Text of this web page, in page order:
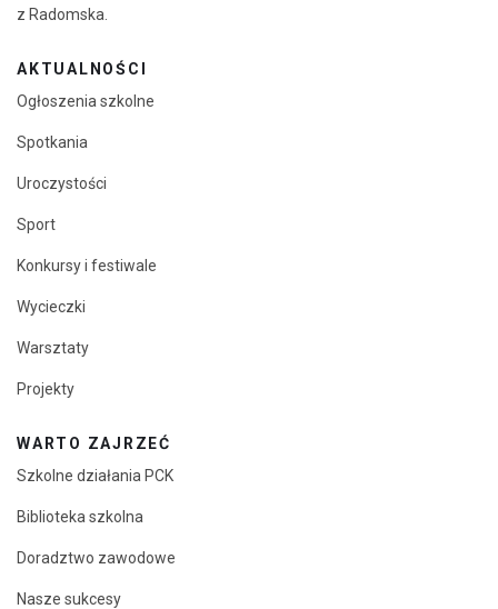
z Radomska.
AKTUALNOŚCI
Ogłoszenia szkolne
Spotkania
Uroczystości
Sport
Konkursy i festiwale
Wycieczki
Warsztaty
Projekty
WARTO ZAJRZEĆ
Szkolne działania PCK
Biblioteka szkolna
Doradztwo zawodowe
Nasze sukcesy